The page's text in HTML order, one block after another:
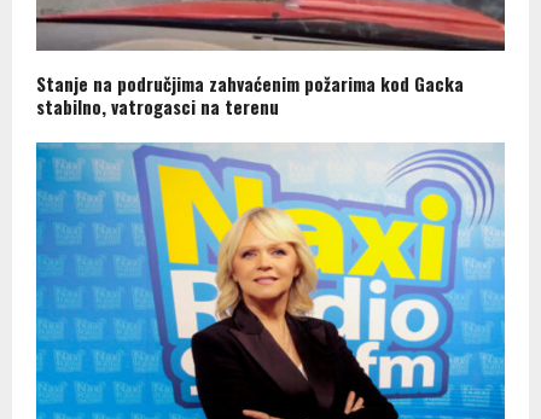
Stanje na područjima zahvaćenim požarima kod Gacka
stabilno, vatrogasci na terenu